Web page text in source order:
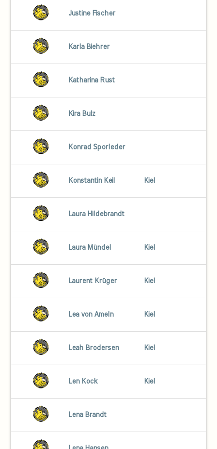
Justine Fischer
Karla Biehrer
Katharina Rust
Kira Bulz
Konrad Sporleder
Konstantin Keil Kiel
Laura Hildebrandt
Laura Mündel Kiel
Laurent Krüger Kiel
Lea von Ameln Kiel
Leah Brodersen Kiel
Len Kock Kiel
Lena Brandt